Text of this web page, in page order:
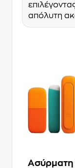
απόλυτη
Ασύρματη